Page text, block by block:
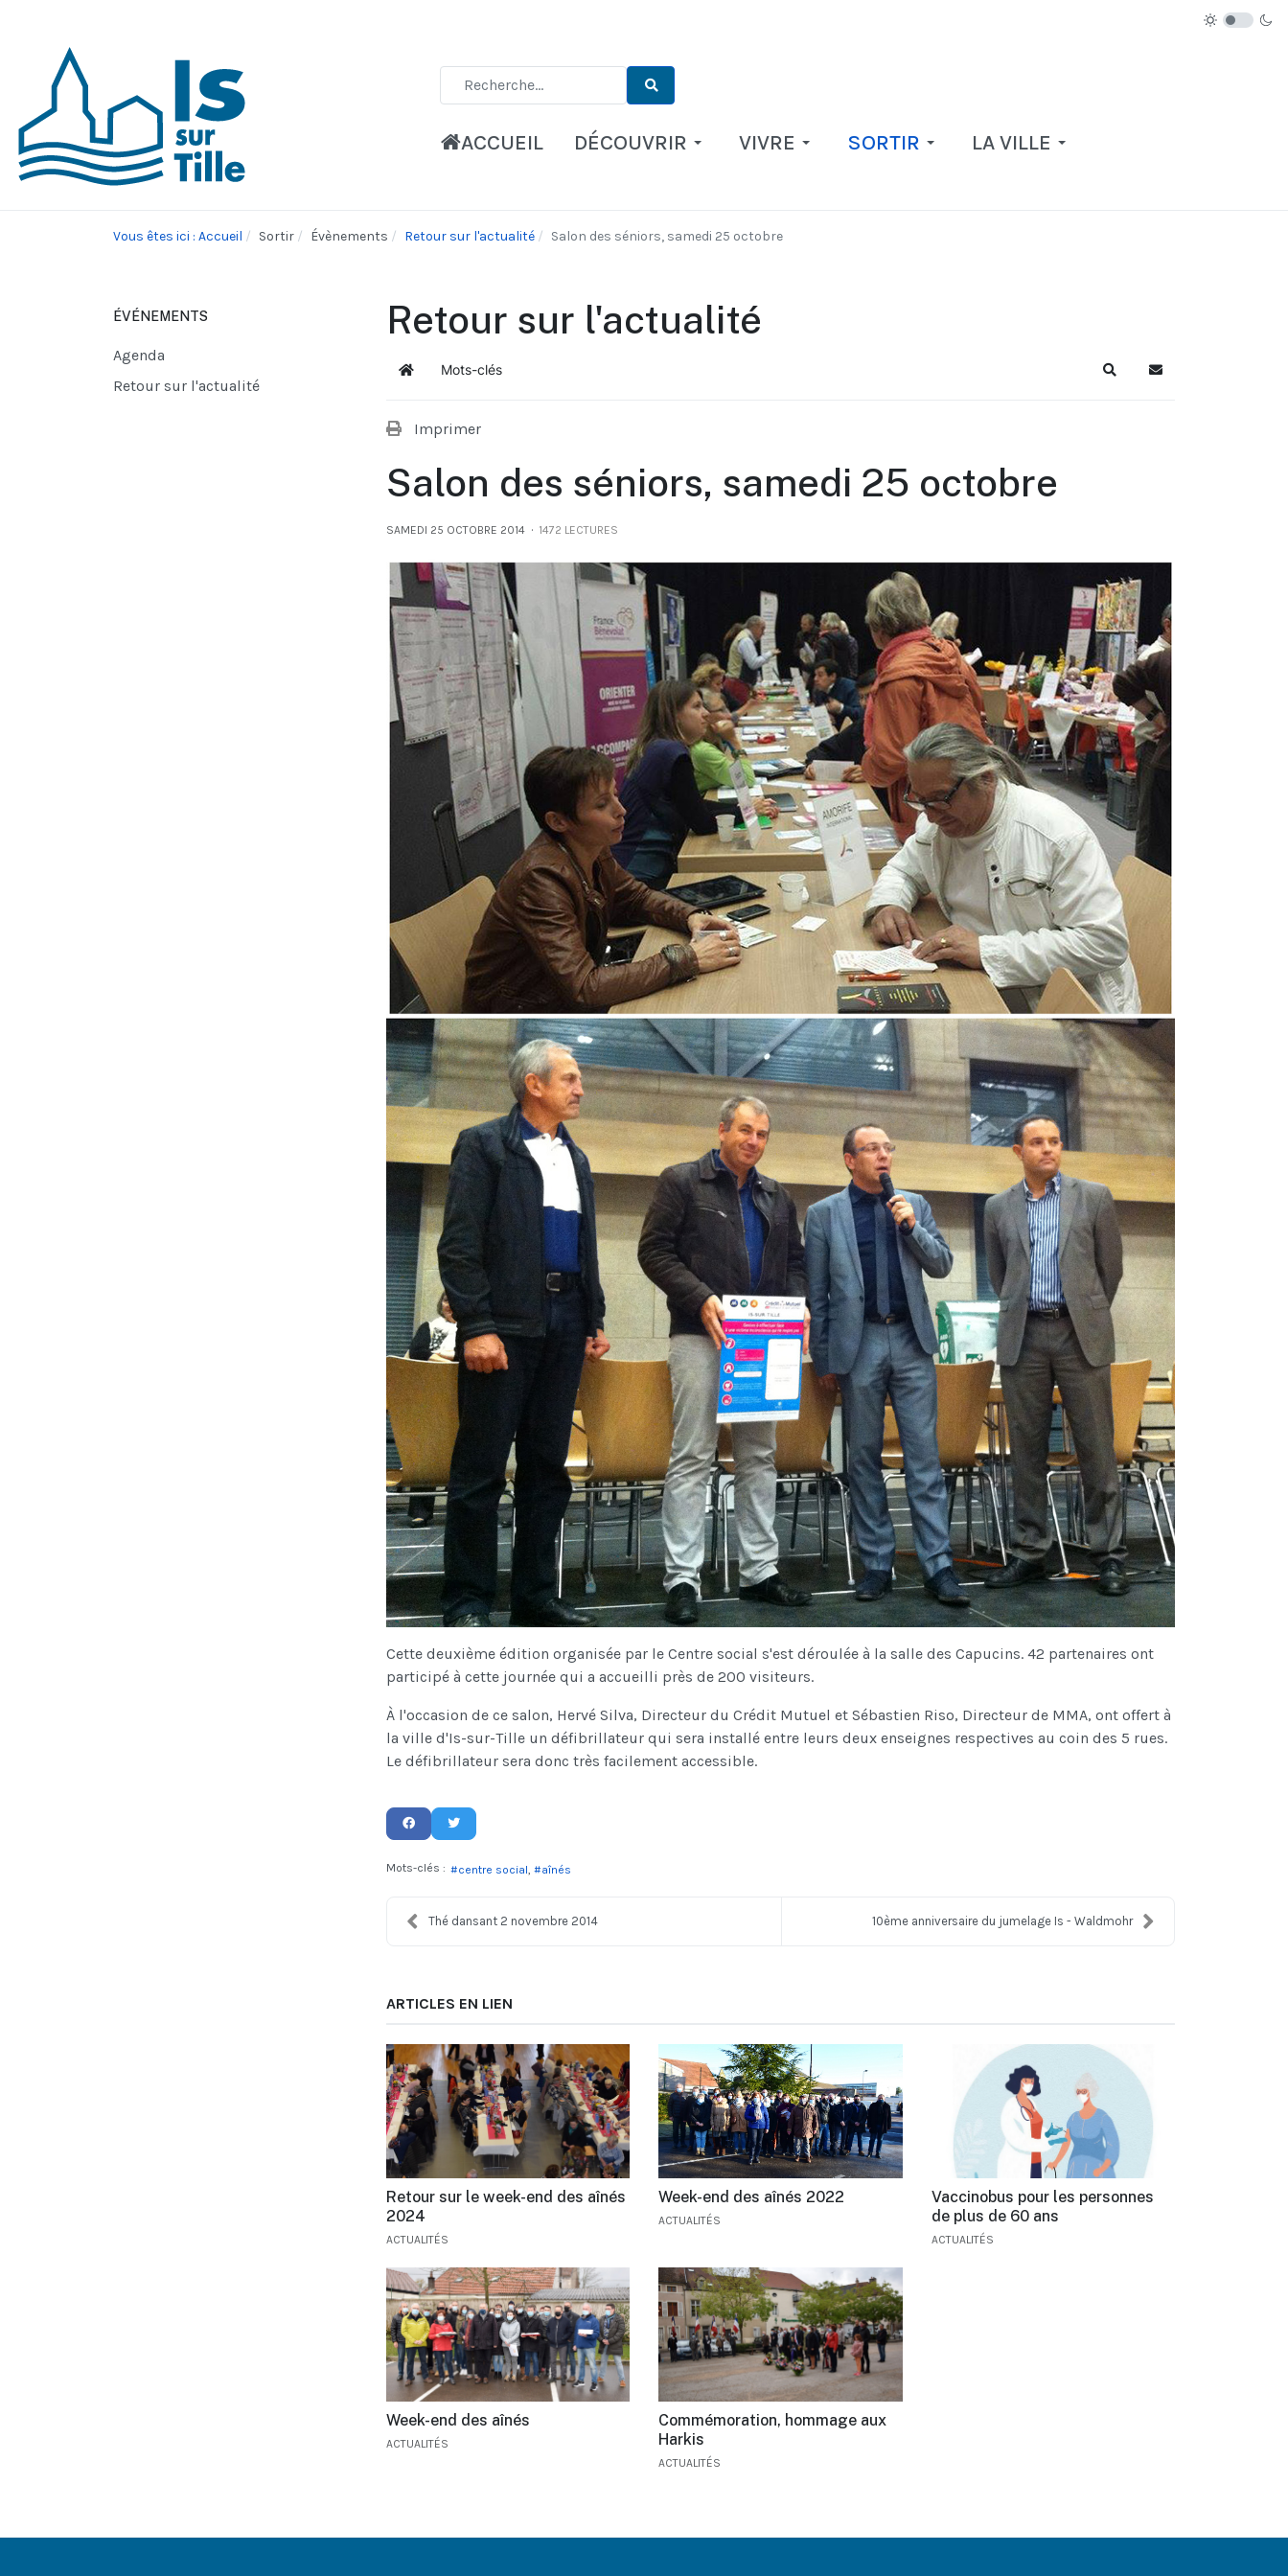
ACCUEIL DÉCOUVRIR VIVRE SORTIR LA VILLE
Vous êtes ici : Accueil Sortir Évènements Retour sur l'actualité Salon des séniors, samedi 25 octobre
Retour sur l'actualité
AccueilMots-clés RechercheS'abonner au blog
Imprimer
Salon des séniors, samedi 25 octobre
SAMEDI 25 OCTOBRE 2014 1472 LECTURES
Cette deuxième édition organisée par le Centre social s'est déroulée à la salle des Capucins. 42 partenaires ont
participé à cette journée qui a accueilli près de 200 visiteurs.
À l'occasion de ce salon, Hervé Silva, Directeur du Crédit Mutuel et Sébastien Riso, Directeur de MMA, ont offert à
la ville d'Is-sur-Tille un défibrillateur qui sera installé entre leurs deux enseignes respectives au coin des 5 rues.
Le défibrillateur sera donc très facilement accessible.
Mots-clés : centre social aînés
Thé dansant 2 novembre 2014 10ème anniversaire du jumelage Is - Waldmohr
ARTICLES EN LIEN
Retour sur le week-end des aînés
2024
ACTUALITÉS
Week-end des aînés 2022
ACTUALITÉS
Vaccinobus pour les personnes
de plus de 60 ans
ACTUALITÉS
Week-end des aînés
ACTUALITÉS
Commémoration, hommage aux
Harkis
ACTUALITÉS
ÉVÉNEMENTS
Agenda
Retour sur l'actualité